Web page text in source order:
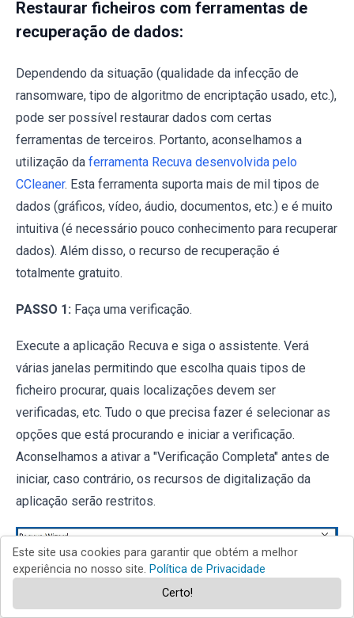
Restaurar ficheiros com ferramentas de
recuperação de dados:
Dependendo da situação (qualidade da infecção de
ransomware, tipo de algoritmo de encriptação usado, etc.),
pode ser possível restaurar dados com certas
ferramentas de terceiros. Portanto, aconselhamos a
utilização da ferramenta Recuva desenvolvida pelo
CCleaner. Esta ferramenta suporta mais de mil tipos de
dados (gráficos, vídeo, áudio, documentos, etc.) e é muito
intuitiva (é necessário pouco conhecimento para recuperar
dados). Além disso, o recurso de recuperação é
totalmente gratuito.
PASSO 1: Faça uma verificação.
Execute a aplicação Recuva e siga o assistente. Verá
várias janelas permitindo que escolha quais tipos de
ficheiro procurar, quais localizações devem ser
verificadas, etc. Tudo o que precisa fazer é selecionar as
opções que está procurando e iniciar a verificação.
Aconselhamos a ativar a "Verificação Completa" antes de
iniciar, caso contrário, os recursos de digitalização da
aplicação serão restritos.
Este site usa cookies para garantir que obtém a melhor
experiência no nosso site. Política de Privacidade
Certo!